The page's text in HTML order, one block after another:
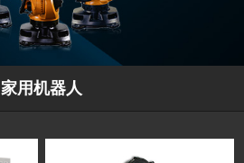
家用机器人